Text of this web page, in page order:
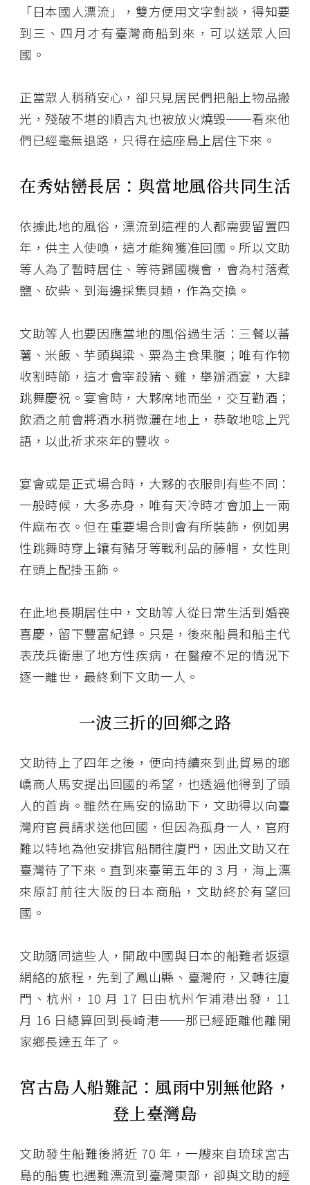
「日本國人漂流」，雙方便用文字對談，得知要
到三、四月才有臺灣商船到來，可以送眾人回
國。
正當眾人稍稍安心，卻只見居民們把船上物品搬
光，殘破不堪的順吉丸也被放火燒毀──看來他
們已經毫無退路，只得在這座島上居住下來。
在秀姑巒長居：與當地風俗共同生活
依據此地的風俗，漂流到這裡的人都需要留置四
年，供主人使喚，這才能夠獲准回國。所以文助
等人為了暫時居住、等待歸國機會，會為村落煮
鹽、砍柴、到海邊採集貝類，作為交換。
文助等人也要因應當地的風俗過生活：三餐以蕃
薯、米飯、芋頭與粱、粟為主食果腹；唯有作物
收割時節，這才會宰殺豬、雞，舉辦酒宴，大肆
跳舞慶祝。宴會時，大夥席地而坐，交互勸酒；
飲酒之前會將酒水稍微灑在地上，恭敬地唸上咒
語，以此祈求來年的豐收。
宴會或是正式場合時，大夥的衣服則有些不同：
一般時候，大多赤身，唯有天冷時才會加上一兩
件麻布衣。但在重要場合則會有所裝飾，例如男
性跳舞時穿上鑲有豬牙等戰利品的藤帽，女性則
在頭上配掛玉飾。
在此地長期居住中，文助等人從日常生活到婚喪
喜慶，留下豐富紀錄。只是，後來船員和船主代
表茂兵衛患了地方性疾病，在醫療不足的情況下
逐一離世，最終剩下文助一人。
一波三折的回鄉之路
文助待上了四年之後，便向持續來到此貿易的瑯
嶠商人馬安提出回國的希望，也透過他得到了頭
人的首肯。雖然在馬安的協助下，文助得以向臺
灣府官員請求送他回國，但因為孤身一人，官府
難以特地為他安排官船開往廈門，因此文助又在
臺灣待了下來。直到來臺第五年的 3 月，海上漂
來原訂前往大阪的日本商船，文助終於有望回
國。
文助隨同這些人，開啟中國與日本的船難者返還
網絡的旅程，先到了鳳山縣、臺灣府，又轉往廈
門、杭州，10 月 17 日由杭州乍浦港出發，11
月 16 日總算回到長崎港──那已經距離他離開
家鄉長達五年了。
宮古島人船難記：風雨中別無他路，
登上臺灣島
文助發生船難後將近 70 年，一艘來自琉球宮古
島的船隻也遇難漂流到臺灣東部，卻與文助的經